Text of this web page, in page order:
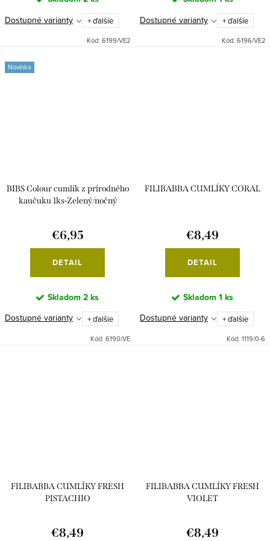
Dostupné varianty
+ ďalšie
Kód: 6199/VE2
Dostupné varianty
+ ďalšie
Kód: 6196/VE2
Novinka
BIBS Colour cumlík z prírodného
kaučuku 1ks-Zelený/nočný
€6,95
DETAIL
Skladom 2 ks
Dostupné varianty
+ ďalšie
Kód: 6190/VE
FILIBABBA CUMLÍKY CORAL
€8,49
DETAIL
Skladom 1 ks
Dostupné varianty
+ ďalšie
Kód: 1119/0-6
FILIBABBA CUMLÍKY FRESH
PISTACHIO
€8,49
FILIBABBA CUMLÍKY FRESH
VIOLET
€8,49